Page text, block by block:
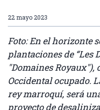
22 mayo 2023
Foto: En el horizonte
plantaciones de “Les
"Domaines Royaux"),
Occidental ocupado.
rey marroquí, será
proyecto de